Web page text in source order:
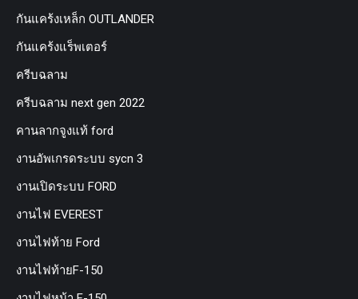
กันแคร้งเหล็ก OUTLANDER
กันแคร้งแร็พเตอร์
ครีบฉลาม
ครีบฉลาม next gen 2022
คานลากจูงแท้ ford
งานอัพเกรดระบบ sycn 3
งานเปิดระบบ FORD
งานไฟ EVEREST
งานไฟท้าย Ford
งานไฟท้ายF-150